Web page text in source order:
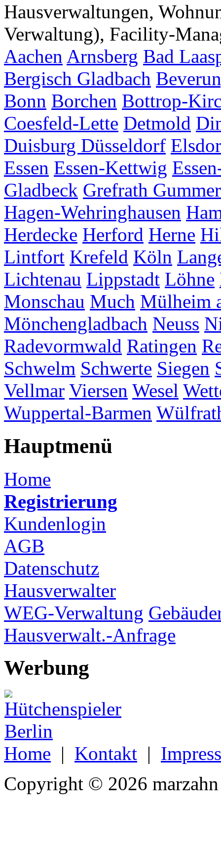
Hausverwaltungen,
Verwaltung), Facility-
Aachen Arnsberg Bad
Bergisch Gladbach
Bonn Borchen Bottrop-
Coesfeld-Lette Detmold
Duisburg Düsseldorf
Essen Essen-Kettwig
Gladbeck Grefrath
Hagen-Wehringhausen
Herdecke Herford Herne
Lintfort Krefeld Köln
Lichtenau Lippstadt Löhne
Monschau Much Mülheim
Mönchengladbach Neuss
Radevormwald Ratingen
Schwelm Schwerte Siegen
Vellmar Viersen Wesel
Wuppertal-Barmen
Hauptmenü
Home
Registrierung
Kundenlogin
AGB
Datenschutz
Hausverwalter
WEG-Verwaltung
Hausverwalt.-Anfrage
Werbung
Home | Kontakt |
Copyright © 2026